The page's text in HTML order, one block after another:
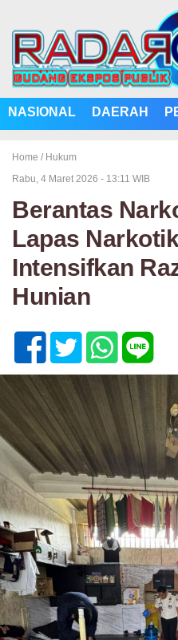
NASIONAL DAERAH
Home / Hukum
Rabu, 4 Maret 2026 - 13:11 WIB
Berantas
Lapas
Intensifkan
Hunian